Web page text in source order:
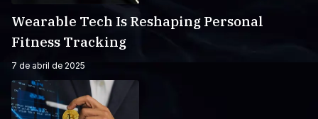
Wearable Tech Is Reshaping Personal
Fitness Tracking
7 de abril de 2025